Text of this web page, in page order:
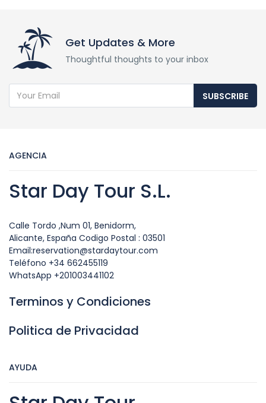
Get Updates & More
Thoughtful thoughts to your inbox
SUBSCRIBE
AGENCIA
Star Day Tour S.L.
Calle Tordo ,Num 01, Benidorm,
Alicante, España Codigo Postal : 03501
Email:reservation@stardaytour.com
Teléfono +34 662455119
WhatsApp +201003441102
Terminos y Condiciones
Politica de Privacidad
AYUDA